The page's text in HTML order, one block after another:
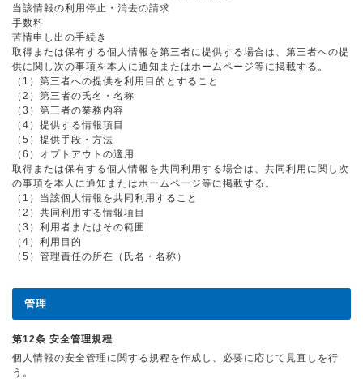
当該情報の利用停止・消去の請求
手数料
苦情申し出の手続き
取得または保有する個人情報を第三者に提供する場合は、第三者への提
供に関し次の事項を本人に通知またはホームページ等に掲載する。
（1）第三者への提供を利用目的とすること
（2）第三者の氏名・名称
（3）第三者の業務内容
（4）提供する情報項目
（5）提供手段・方法
（6）オプトアウトの適用
取得または保有する個人情報を共同利用する場合は、共同利用に関し次
の事項を本人に通知またはホームページ等に掲載する。
（1）当該個人情報を共同利用すること
（2）共同利用する情報項目
（3）利用者またはその範囲
（4）利用目的
（5）管理責任の所在（氏名・名称）
管理
第12条 安全管理規程
個人情報の安全管理に関する規程を作成し、必要に応じて見直しを行
う。